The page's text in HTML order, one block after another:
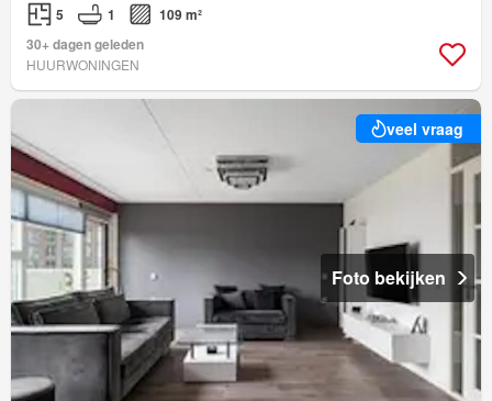
5 1
109 m²
30+ dagen geleden
HUURWONINGEN
veel vraag
Foto bekijken